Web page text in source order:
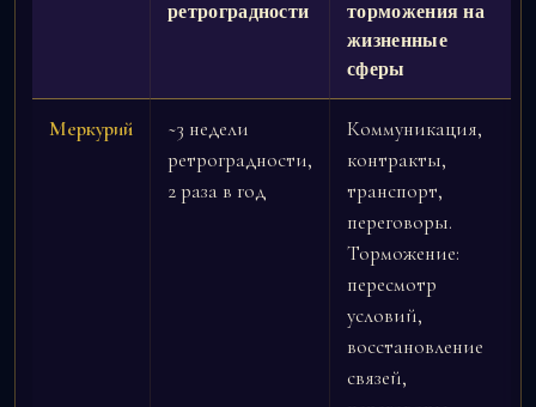
ретроградности
торможения на
жизненные
сферы
Меркурий
~3 недели
ретроградности,
2 раза в год
Коммуникация,
контракты,
транспорт,
переговоры.
Торможение:
пересмотр
условий,
восстановление
связей,